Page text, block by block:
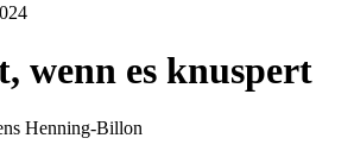
wenn es knuspert
Henning-Billon